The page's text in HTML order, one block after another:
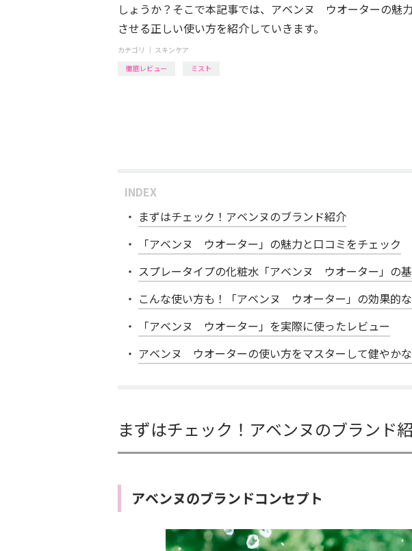
しょうか？そこで本記事では、アベンヌ ウオーターの魅
させる正しい使い方を紹介していきます。
カテゴリ ｜ スキンケア
徹底レビュー
ミスト
INDEX
まずはチェック！アベンヌのブランド紹介
「アベンヌ ウオーター」の魅力と口コミをチェック
スプレータイプの化粧水「アベンヌ ウオーター」の
こんな使い方も！「アベンヌ ウオーター」の効果的
「アベンヌ ウオーター」を実際に使ったレビュー
アベンヌ ウオーターの使い方をマスターして健やか
まずはチェック！アベンヌのブランド
アベンヌのブランドコンセプト